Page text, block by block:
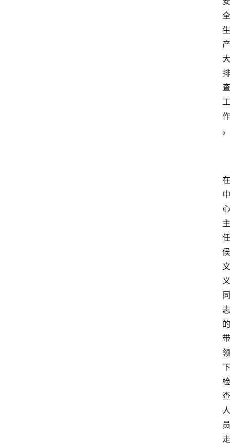
全
生
产
大
排
查
工
作
。
在
中
心
主
任
侯
文
义
同
志
的
带
领
下
检
查
人
员
走